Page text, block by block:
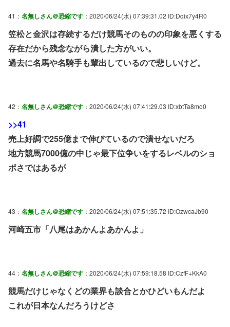
41： 名無しさん＠恐縮です ：2020/06/24(水) 07:39:31.02 ID:Dqix7y4R0
笠松と金沢は存続するだけ競馬そのものの印象を悪くする
存在だから残念ながら潰した方がいい。
過去に名馬や名騎手も輩出しているので悲しいけど。
42： 名無しさん＠恐縮です ：2020/06/24(水) 07:41:29.03 ID:xbtTa8mo0
>>41
売上好調で255億まで伸びているので潰せないだろ
地方競馬7000億の中じゃ最下位争いをするレベルのショ
ボさではあるが
43： 名無しさん＠恐縮です ：2020/06/24(水) 07:51:35.72 ID:OzwcaJb90
河崎五市「八尾はあかんよあかんよ」
44： 名無しさん＠恐縮です ：2020/06/24(水) 07:59:18.58 ID:CzfF+KkA0
競馬だけじゃなくどの業界も談合とかひどいもんだよ
これが日本なんだろうけどさ